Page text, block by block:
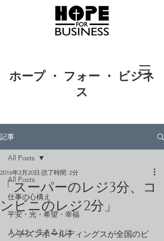
ホープ ・ フォー ・ ビジネ
ス
記事
All Posts
仕事の心構え
平安・光・希望・幸福
人とは・生きるとは
All Posts
「スーパーのレジ3分、コ
ンビニのレジ2分」
2016年2月20日 読了時間: 2分
シチズンホールディングスが全国のビ